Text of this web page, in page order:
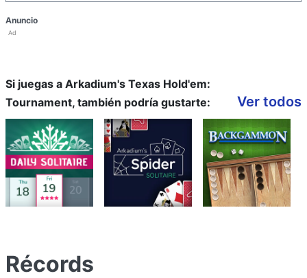
Anuncio
Ad
Si juegas a Arkadium's Texas Hold'em:
Tournament, también podría gustarte:
Ver todos
Récords